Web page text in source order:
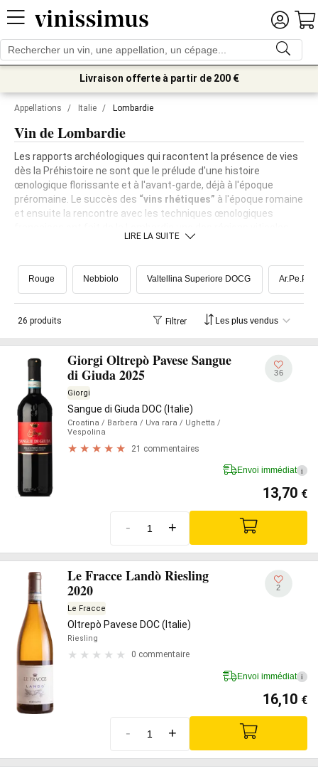
Livraison offerte à partir de 200 €
Appellations / Italie / Lombardie
Vin de Lombardie
Les rapports archéologiques qui racontent la présence de vies
dès la Préhistoire ne sont que le prélude d'une histoire
œnologique florissante et à l'avant-garde, déjà à l'époque
préromaine. Le succès des “vins rhétiques” à l'époque romaine
et ensuite la rencontre avec les techniques œnologiques
les plus actives et futuristes d'Italie. Le territoire lombard,
sols extrêmement différenciés
(du marneux à l'alluvial, du
morainique au calcaire) et reçoitdes climats aussi variés , du
LIRE LA SUITE
Rouge Nebbiolo Valtellina Superiore DOCG Ar.Pe.Pe.
26 produits Filtrer
Giorgi Oltrepò Pavese Sangue
di Giuda 2025
Giorgi
Sangue di Giuda DOC (Italie)
Croatina / Barbera / Uva rara / Ughetta /
Vespolina
21 commentaires
36
Envoi immédiat i
13,70 €
- +
Le Fracce Landò Riesling
2020
Le Fracce
Oltrepò Pavese DOC (Italie)
Riesling
0 commentaire
2
Envoi immédiat i
16,10 €
- +